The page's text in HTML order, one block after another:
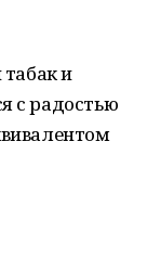
табак и
с радостью